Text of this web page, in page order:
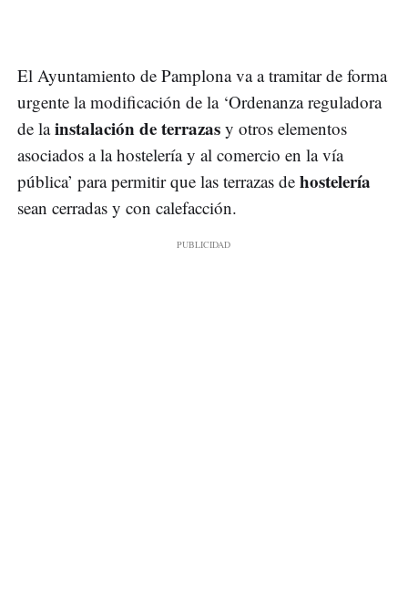
El Ayuntamiento de Pamplona va a tramitar de forma
urgente la modificación de la ‘Ordenanza reguladora
de lainstalación de terrazas y otros elementos
asociados a la hostelería y al comercio en la vía
pública’ para permitir que las terrazas de hostelería
sean cerradas y con calefacción.